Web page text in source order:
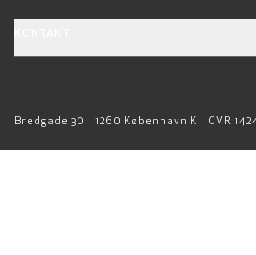
Bredgade 30 1260 København K CVR